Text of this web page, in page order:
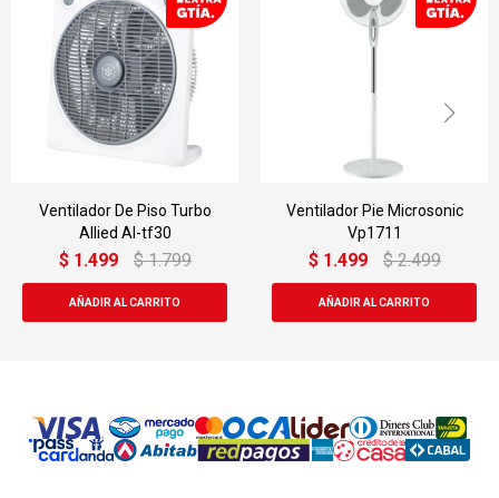
Ventilador De Piso Turbo
Allied Al-tf30
1.499 $ 1.799
Ventilador Pie Microsonic
Vp1711
1.499 $ 2.499